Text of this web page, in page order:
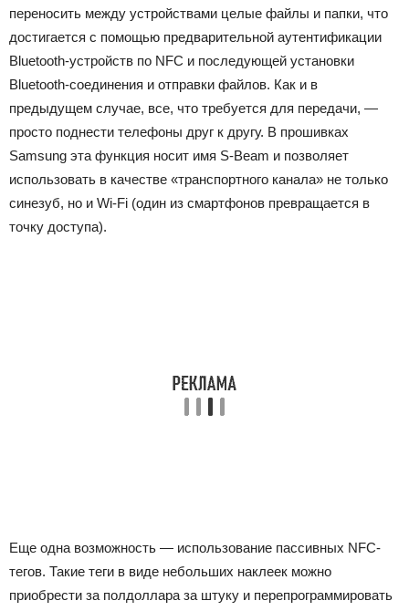
переносить между устройствами целые файлы и папки, что
достигается с помощью предварительной аутентификации
Bluetooth-устройств по NFC и последующей установки
Bluetooth-соединения и отправки файлов. Как и в
предыдущем случае, все, что требуется для передачи, —
просто поднести телефоны друг к другу. В прошивках
Samsung эта функция носит имя S-Beam и позволяет
использовать в качестве «транспортного канала» не только
синезуб, но и Wi-Fi (один из смартфонов превращается в
точку доступа).
Еще одна возможность — использование пассивных NFC-
тегов. Такие теги в виде небольших наклеек можно
приобрести за полдоллара за штуку и перепрограммировать